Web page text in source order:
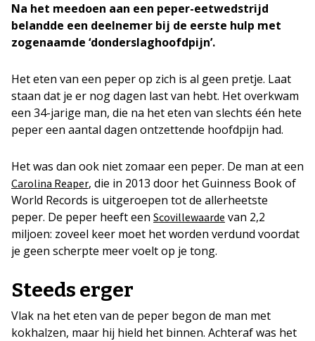
Na het meedoen aan een peper-eetwedstrijd
belandde een deelnemer bij de eerste hulp met
zogenaamde ‘donderslaghoofdpijn’.
Het eten van een peper op zich is al geen pretje. Laat
staan dat je er nog dagen last van hebt. Het overkwam
een 34-jarige man, die na het eten van slechts één hete
peper een aantal dagen ontzettende hoofdpijn had.
Het was dan ook niet zomaar een peper. De man at een
Carolina Reaper, die in 2013 door het Guinness Book of
World Records is uitgeroepen tot de allerheetste
peper. De peper heeft een Scovillewaarde van 2,2
miljoen: zoveel keer moet het worden verdund voordat
je geen scherpte meer voelt op je tong.
Steeds erger
Vlak na het eten van de peper begon de man met
kokhalzen, maar hij hield het binnen. Achteraf was het